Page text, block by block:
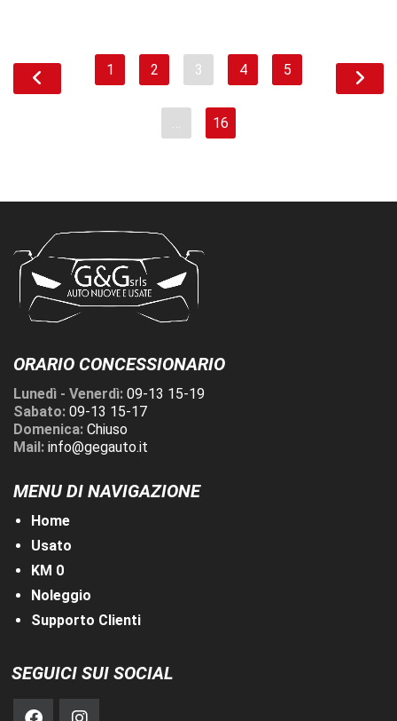
1 2 3 4 5
… 16
ORARIO CONCESSIONARIO
Lunedì - Venerdì: 09-13 15-19
Sabato: 09-13 15-17
Domenica: Chiuso
Mail: info@gegauto.it
MENU DI NAVIGAZIONE
Home
Usato
KM 0
Noleggio
Supporto Clienti
SEGUICI SUI SOCIAL